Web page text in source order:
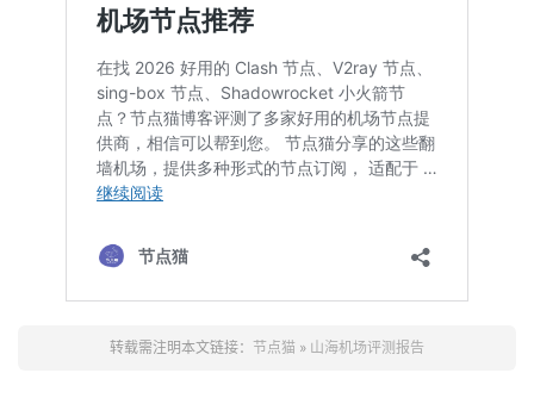
转载需注明本文链接： 节点猫 » 山海机场评测报告